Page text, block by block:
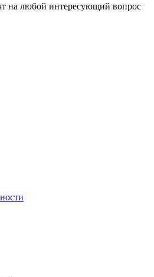
на любой интересующий вопрос